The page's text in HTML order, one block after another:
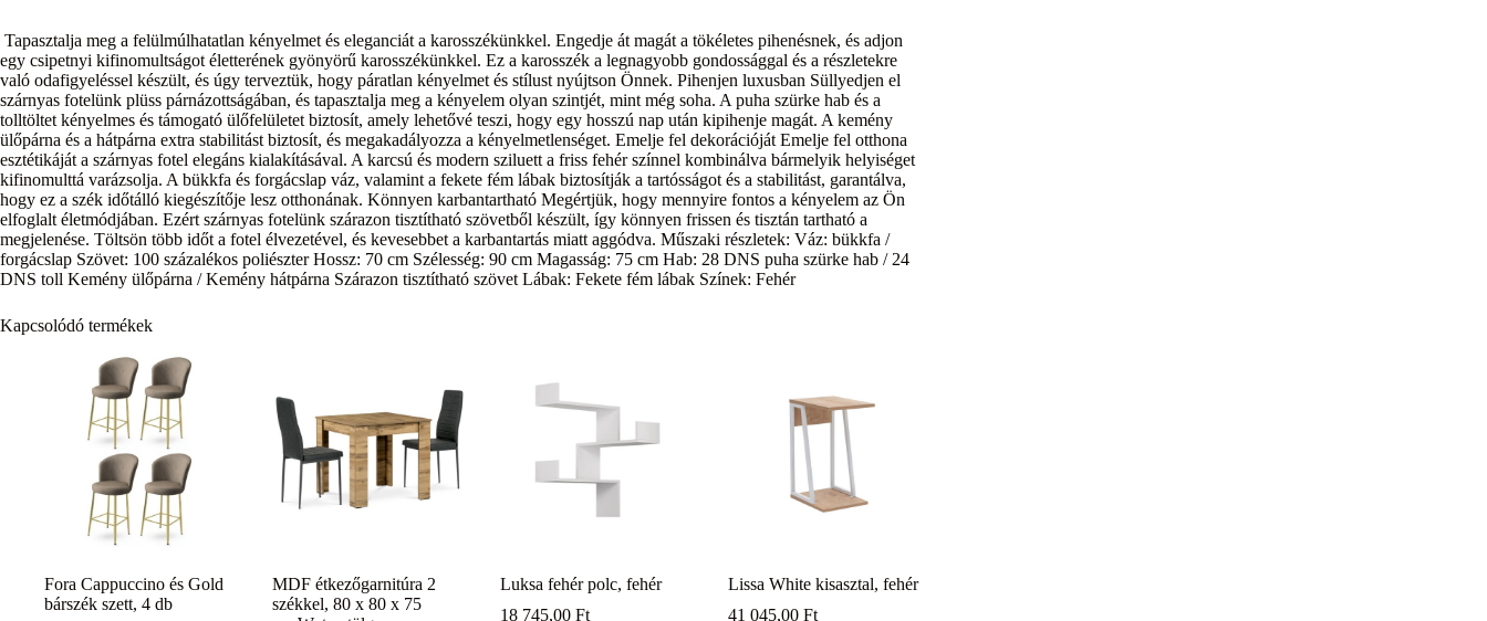
Tapasztalja meg a felülmúlhatatlan kényelmet és eleganciát a karosszékünkkel. Engedje át magát a tökéletes pihenésnek, és adjon
egy csipetnyi kifinomultságot életterének gyönyörű karosszékünkkel. Ez a karosszék a legnagyobb gondossággal és a részletekre
való odafigyeléssel készült, és úgy terveztük, hogy páratlan kényelmet és stílust nyújtson Önnek. Pihenjen luxusban Süllyedjen el
szárnyas fotelünk plüss párnázottságában, és tapasztalja meg a kényelem olyan szintjét, mint még soha. A puha szürke hab és a
tolltöltet kényelmes és támogató ülőfelületet biztosít, amely lehetővé teszi, hogy egy hosszú nap után kipihenje magát. A kemény
ülőpárna és a hátpárna extra stabilitást biztosít, és megakadályozza a kényelmetlenséget. Emelje fel dekorációját Emelje fel otthona
esztétikáját a szárnyas fotel elegáns kialakításával. A karcsú és modern sziluett a friss fehér színnel kombinálva bármelyik helyiséget
kifinomulttá varázsolja. A bükkfa és forgácslap váz, valamint a fekete fém lábak biztosítják a tartósságot és a stabilitást, garantálva,
hogy ez a szék időtálló kiegészítője lesz otthonának. Könnyen karbantartható Megértjük, hogy mennyire fontos a kényelem az Ön
elfoglalt életmódjában. Ezért szárnyas fotelünk szárazon tisztítható szövetből készült, így könnyen frissen és tisztán tartható a
megjelenése. Töltsön több időt a fotel élvezetével, és kevesebbet a karbantartás miatt aggódva. Műszaki részletek: Váz: bükkfa /
forgácslap Szövet: 100 százalékos poliészter Hossz: 70 cm Szélesség: 90 cm Magasság: 75 cm Hab: 28 DNS puha szürke hab / 24
DNS toll Kemény ülőpárna / Kemény hátpárna Szárazon tisztítható szövet Lábak: Fekete fém lábak Színek: Fehér
Kapcsolódó termékek
Fora Cappuccino és Gold
bárszék szett, 4 db
MDF étkezőgarnitúra 2
székkel, 80 x 80 x 75
Luksa fehér polc, fehér
18 745,00Ft
Lissa White kisasztal, fehér
41 045,00Ft